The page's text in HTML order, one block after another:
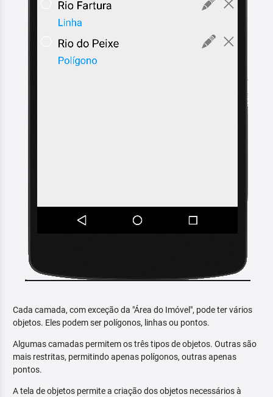
Cada camada, com exceção da "Área do Imóvel", pode ter vários
objetos. Eles podem ser polígonos, linhas ou pontos.
Algumas camadas permitem os três tipos de objetos. Outras são
mais restritas, permitindo apenas polígonos, outras apenas
pontos.
A tela de objetos permite a criação dos objetos necessários à